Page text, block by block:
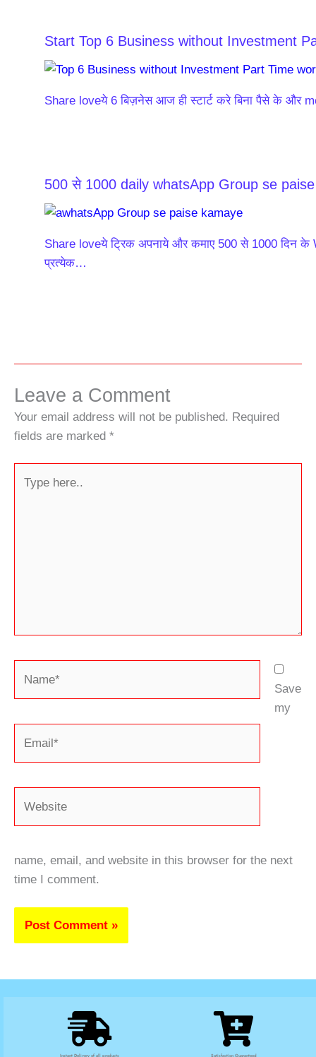
Start Top 6 Business without Investment
Share loveये 6 बिज़नेस आज ही स्टार्ट करे बिना पैसे के और
500 से 1000 daily whatsApp Group se
Share loveये ट्रिक अपनाये और कमाए 500 से 1000 दिन
प्रत्येक…
Leave a Comment
Your email address will not be published. Required
fields are marked *
here..
Save
my
name, email, and website in this browser for the next
time I comment.
Instant Delivery of all products Satisfaction Guaranteed